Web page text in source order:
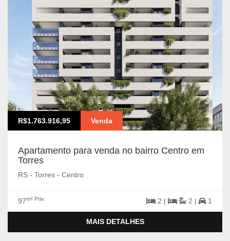
R$1.763.916,95 Venda
Apartamento para venda no bairro Centro em
Torres
RS - Torres - Centro
97m² Priv. 2 | 2 | 1
MAIS DETALHES